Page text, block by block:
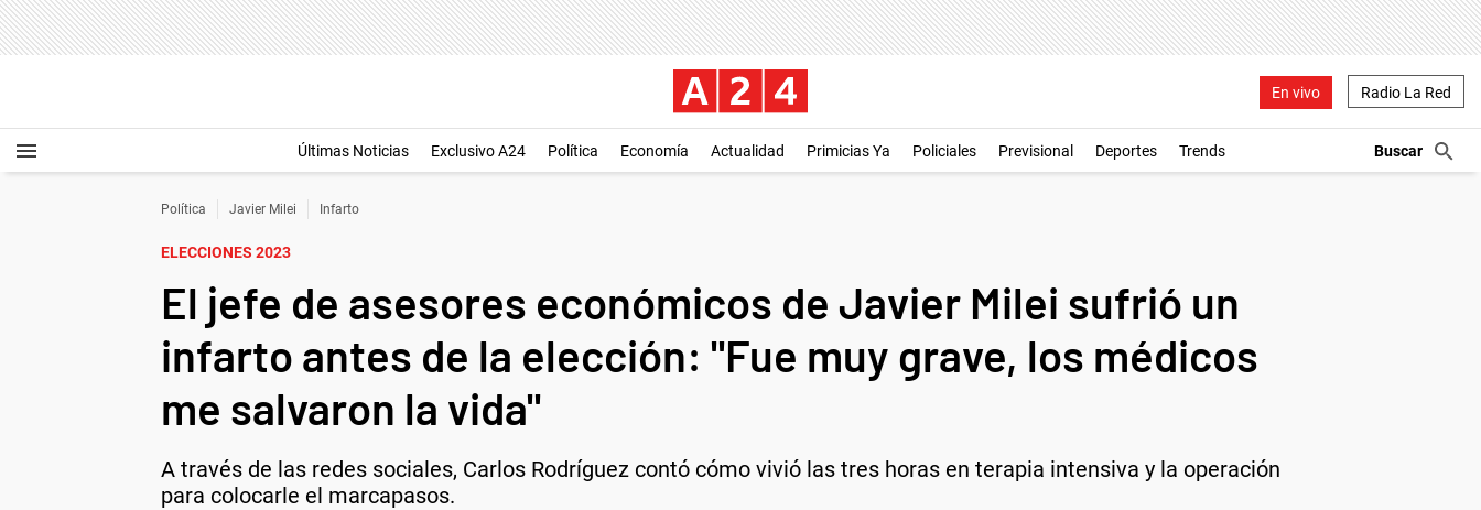
En vivo Radio La Red
Últimas Noticias Exclusivo A24 Política Economía Actualidad Primicias Ya Policiales Previsional Deportes Trends
Política Javier Milei Infarto
ELECCIONES 2023
El jefe de asesores económicos de Javier Milei sufrió un
infarto antes de la elección: "Fue muy grave, los médicos
me salvaron la vida"
A través de las redes sociales, Carlos Rodríguez contó cómo vivió las tres horas en terapia intensiva y la operación
para colocarle el marcapasos.